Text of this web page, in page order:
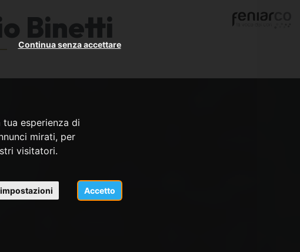
esperienza di
mirati, per
visitatori.
Accetto
Continua senza accettare
Binetti